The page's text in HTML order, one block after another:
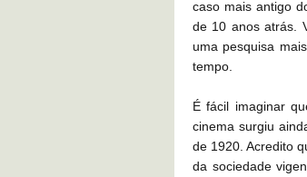
caso mais antigo
de 10 anos atrás.
uma pesquisa
tempo.
É fácil imaginar
cinema surgiu
de 1920. Acredito
da sociedade